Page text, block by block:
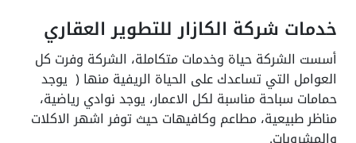
خدمات شركة الكازار للتطوير العقاري
أسست الشركة حياة وخدمات متكاملة، الشركة وفرت كل
العوامل التي تساعدك على الحياة الريفية منها ( يوجد
حمامات سباحة مناسبة لكل الاعمار، يوجد نوادي رياضية،
مناظر طبيعية، مطاعم وكافيهات حيث توفر اشهر الاكلات